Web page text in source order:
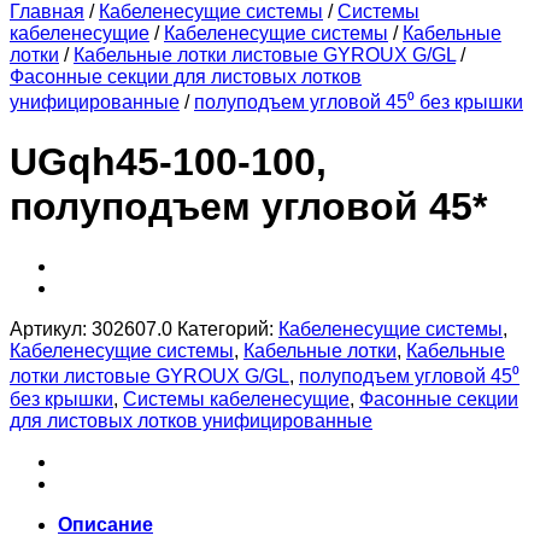
Главная / Кабеленесущие системы / Системы
кабеленесущие / Кабеленесущие системы / Кабельные
лотки / Кабельные лотки листовые GYROUX G/GL /
Фасонные секции для листовых лотков
унифицированные / полуподъем угловой 45⁰ без крышки
UGqh45-100-100,
полуподъем угловой 45*
Артикул: 302607.0 Категорий: Кабеленесущие системы,
Кабеленесущие системы, Кабельные лотки, Кабельные
лотки листовые GYROUX G/GL, полуподъем угловой 45⁰
без крышки, Системы кабеленесущие, Фасонные секции
для листовых лотков унифицированные
Описание